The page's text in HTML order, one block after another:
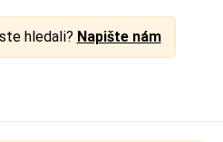
hledali? Napište nám